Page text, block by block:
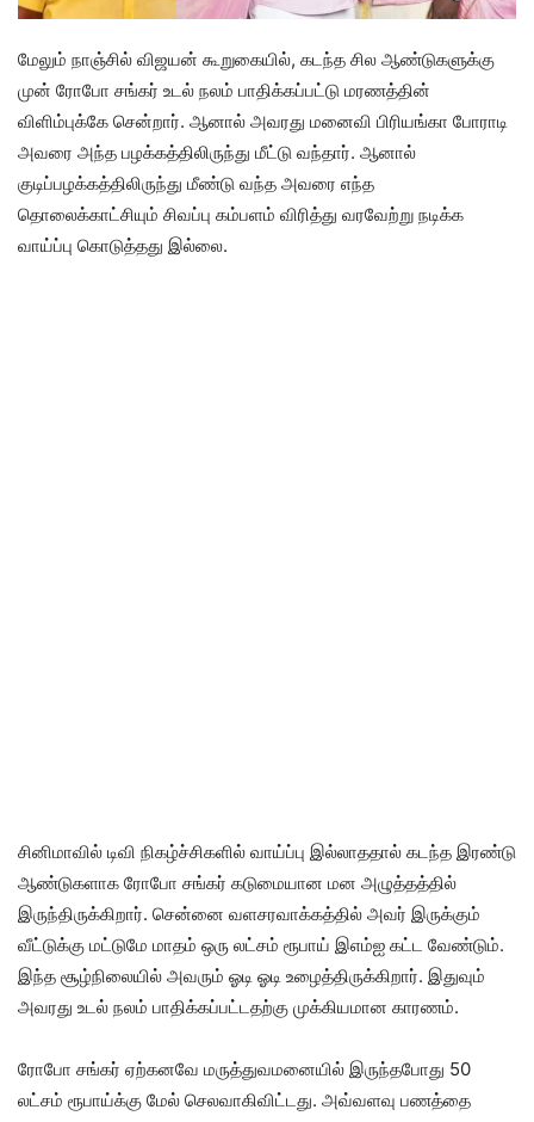
மேலும் நாஞ்சில் விஜயன் கூறுகையில், கடந்த சில ஆண்டுகளுக்கு
முன் ரோபோ சங்கர் உடல் நலம் பாதிக்கப்பட்டு மரணத்தின்
விளிம்புக்கே சென்றார். ஆனால் அவரது மனைவி பிரியங்கா போராடி
அவரை அந்த பழக்கத்திலிருந்து மீட்டு வந்தார். ஆனால்
குடிப்பழக்கத்திலிருந்து மீண்டு வந்த அவரை எந்த
தொலைக்காட்சியும் சிவப்பு கம்பளம் விரித்து வரவேற்று நடிக்க
வாய்ப்பு கொடுத்தது இல்லை.
சினிமாவில் டிவி நிகழ்ச்சிகளில் வாய்ப்பு இல்லாததால் கடந்த இரண்டு
ஆண்டுகளாக ரோபோ சங்கர் கடுமையான மன அழுத்தத்தில்
இருந்திருக்கிறார். சென்னை வளசரவாக்கத்தில் அவர் இருக்கும்
வீட்டுக்கு மட்டுமே மாதம் ஒரு லட்சம் ரூபாய் இஎம்ஐ கட்ட வேண்டும்.
இந்த சூழ்நிலையில் அவரும் ஓடி ஓடி உழைத்திருக்கிறார். இதுவும்
அவரது உடல் நலம் பாதிக்கப்பட்டதற்கு முக்கியமான காரணம்.
ரோபோ சங்கர் ஏற்கனவே மருத்துவமனையில் இருந்தபோது 50
லட்சம் ரூபாய்க்கு மேல் செலவாகிவிட்டது. அவ்வளவு பணத்தை